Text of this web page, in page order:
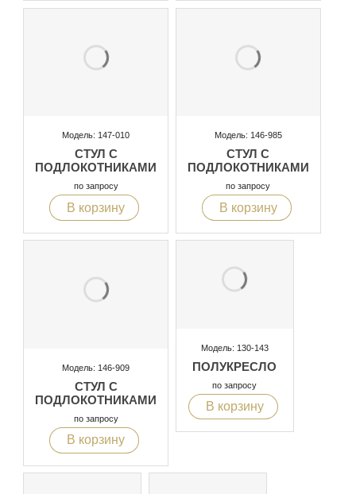
Модель: 147-010
СТУЛ С
ПОДЛОКОТНИКАМИ
по запросу
В корзину
Модель: 146-985
СТУЛ С
ПОДЛОКОТНИКАМИ
по запросу
В корзину
Модель: 146-909
СТУЛ С
ПОДЛОКОТНИКАМИ
по запросу
В корзину
Модель: 130-143
ПОЛУКРЕСЛО
по запросу
В корзину